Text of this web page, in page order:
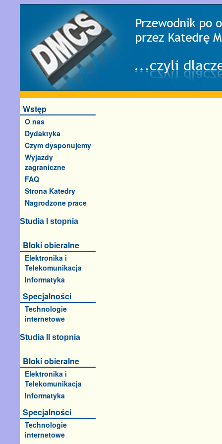
Wstęp
O nas
Dydaktyka
Czym dysponujemy
Wyjazdy
zagraniczne
FAQ
Strona Katedry
Nagrodzone prace
Studia I stopnia
Bloki obieralne
Elektronika i
Telekomunikacja
Informatyka
Specjalności
Technologie
internetowe
Studia II stopnia
Bloki obieralne
Elektronika i
Telekomunikacja
Informatyka
Specjalności
Technologie
internetowe